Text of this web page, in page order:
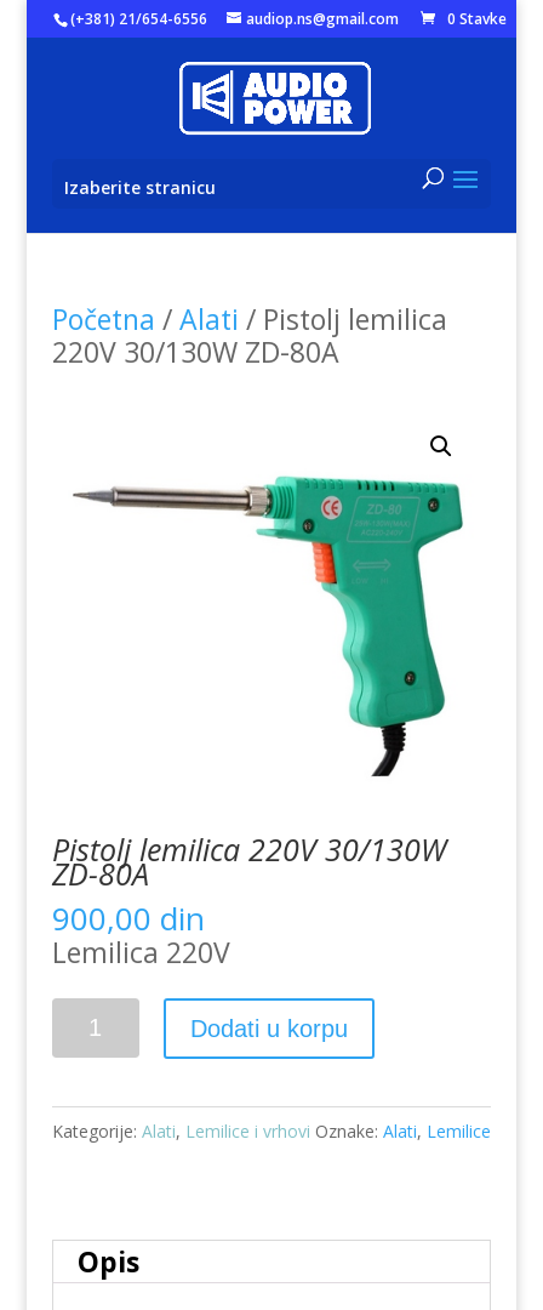
(+381) 21/654-6556 audiop.ns@gmail.com 0 Stavke
Izaberite stranicu
Početna /Alati / Pistolj lemilica
220V 30/130W ZD-80A
Pistolj lemilica 220V 30/130W
ZD-80A
900,00 din
Lemilica 220V
Pistolj
lemilica
30/130W
ZD-
Dodati u korpu
Kategorije: Alati, Lemilice i vrhovi Oznake: Alati, Lemilice
Opis